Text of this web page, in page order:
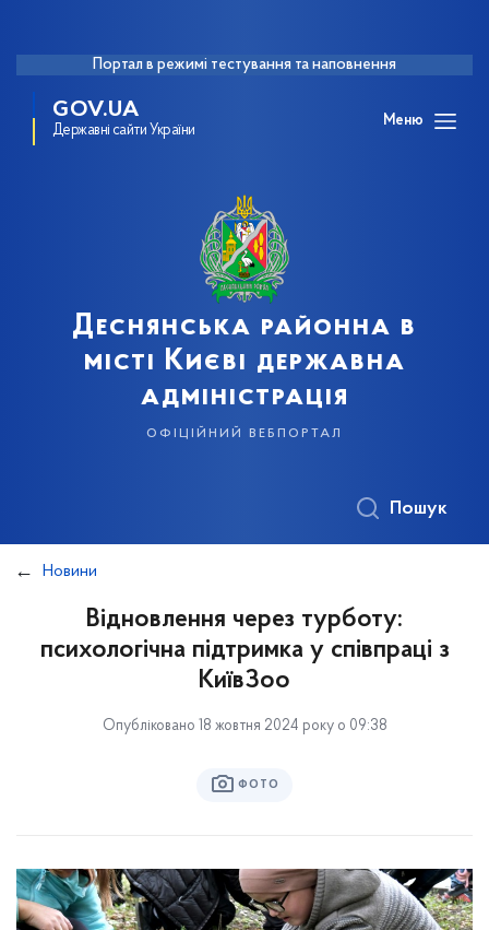
Портал в режимі тестування та наповнення
GOV.UA
Державні сайти України
Меню
Деснянська районна в
місті Києві державна
адміністрація
офіційний вебпортал
Пошук
Новини
Відновлення через турботу:
психологічна підтримка у співпраці з
КиївЗоо
Опубліковано 18 жовтня 2024 року о 09:38
ФОТО